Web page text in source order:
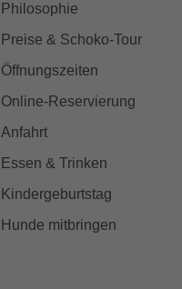
Philosophie
Preise & Schoko-Tour
Öffnungszeiten
Online-Reservierung
Anfahrt
Essen & Trinken
Kindergeburtstag
Hunde mitbringen